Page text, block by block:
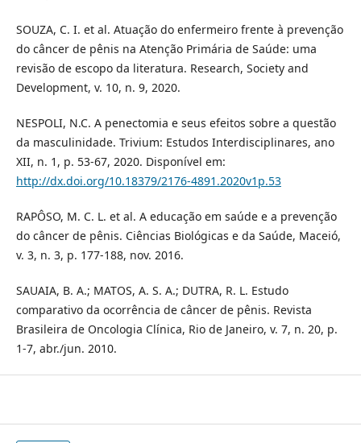
SOUZA, C. I. et al. Atuação do enfermeiro frente à prevenção
do câncer de pênis na Atenção Primária de Saúde: uma
revisão de escopo da literatura. Research, Society and
Development, v. 10, n. 9, 2020.
NESPOLI, N.C. A penectomia e seus efeitos sobre a questão
da masculinidade. Trivium: Estudos Interdisciplinares, ano
XII, n. 1, p. 53-67, 2020. Disponível em:
http://dx.doi.org/10.18379/2176-4891.2020v1p.53
RAPÔSO, M. C. L. et al. A educação em saúde e a prevenção
do câncer de pênis. Ciências Biológicas e da Saúde, Maceió,
v. 3, n. 3, p. 177-188, nov. 2016.
SAUAIA, B. A.; MATOS, A. S. A.; DUTRA, R. L. Estudo
comparativo da ocorrência de câncer de pênis. Revista
Brasileira de Oncologia Clínica, Rio de Janeiro, v. 7, n. 20, p.
1-7, abr./jun. 2010.